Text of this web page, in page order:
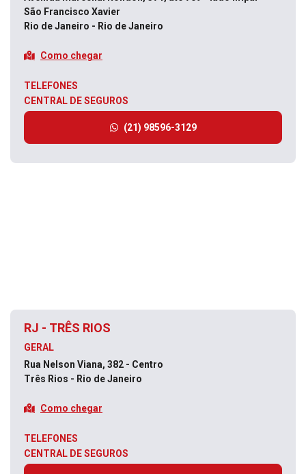
São Francisco Xavier
Rio de Janeiro - Rio de Janeiro
Como chegar
TELEFONES
CENTRAL DE SEGUROS
(21) 98596-3129
RJ - TRÊS RIOS
GERAL
Rua Nelson Viana, 382 - Centro
Três Rios - Rio de Janeiro
Como chegar
TELEFONES
CENTRAL DE SEGUROS